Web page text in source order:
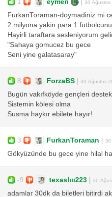
30 Ağustos
FurkanToraman-doymadiniz mi
2 milyona yakin para 1
Hayirli taraftara sesleniyorum
"Sahaya gomucez bu gece
Seni yine galatasaray"
8 ForzaBS | 30 Ağustos
Bugün vakıfköyde gençleri
Sistemin kölesi olma
Susma haykır ebilete hayır!
3 FurkanToraman | 30
Gökyüzünde bu gece yine hilal
-9 texaslııı223 | 30
adamlar 30dk da biletleri bitirdi